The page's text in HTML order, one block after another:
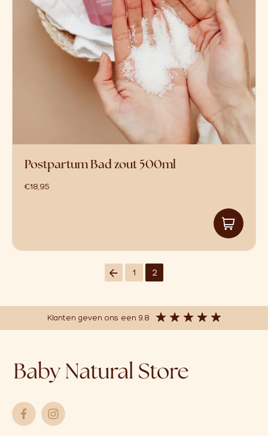
Postpartum Bad zout 500ml
€18,95
1 2
Klanten geven ons een 9.8